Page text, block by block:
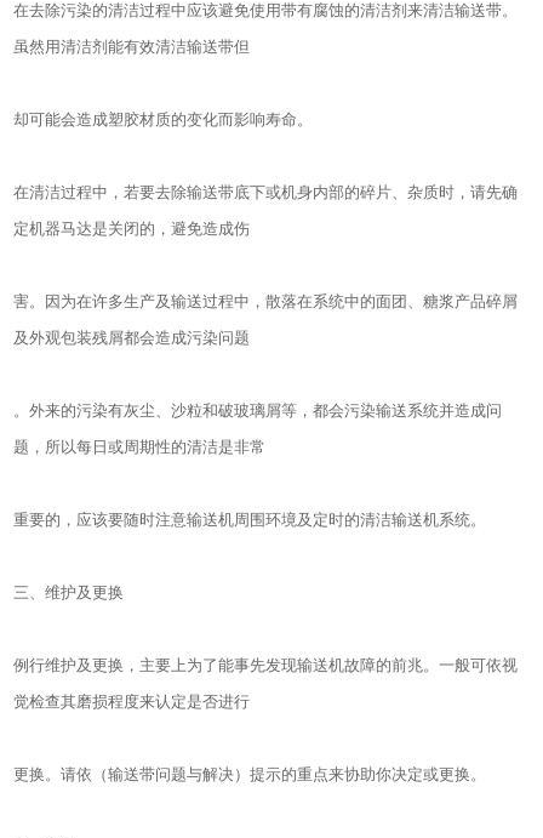
在去除污染的清洁过程中应该避免使用带有腐蚀的清洁剂来清洁输送带。
虽然用清洁剂能有效清洁输送带但
却可能会造成塑胶材质的变化而影响寿命。
在清洁过程中，若要去除输送带底下或机身内部的碎片、杂质时，请先确
定机器马达是关闭的，避免造成伤
害。因为在许多生产及输送过程中，散落在系统中的面团、糖浆产品碎屑
及外观包装残屑都会造成污染问题
。外来的污染有灰尘、沙粒和破玻璃屑等，都会污染输送系统并造成问
题，所以每日或周期性的清洁是非常
重要的，应该要随时注意输送机周围环境及定时的清洁输送机系统。
三、维护及更换
例行维护及更换，主要上为了能事先发现输送机故障的前兆。一般可依视
觉检查其磨损程度来认定是否进行
更换。请依（输送带问题与解决）提示的重点来协助你决定或更换。